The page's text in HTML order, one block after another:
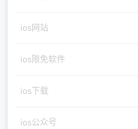
ios网站
ios限免软件
ios下载
ios公众号